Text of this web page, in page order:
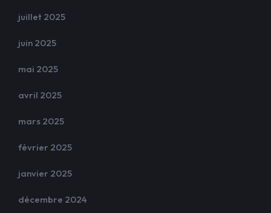
juillet 2025
juin 2025
mai 2025
avril 2025
mars 2025
février 2025
janvier 2025
décembre 2024